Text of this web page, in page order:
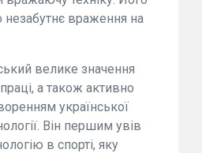
незабутнє враження на
велике значення
а також активно
української
Він першим увів
в спорті, яку